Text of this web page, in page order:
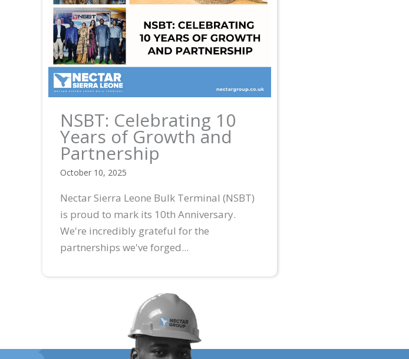
NSBT: Celebrating 10
Years of Growth and
Partnership
October 10, 2025
Nectar Sierra Leone Bulk Terminal (NSBT)
is proud to mark its 10th Anniversary.
We're incredibly grateful for the
partnerships we've forged...